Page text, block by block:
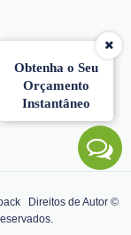
Obtenha o Seu
Orçamento
Instantâneo
Direitos de Autor ©